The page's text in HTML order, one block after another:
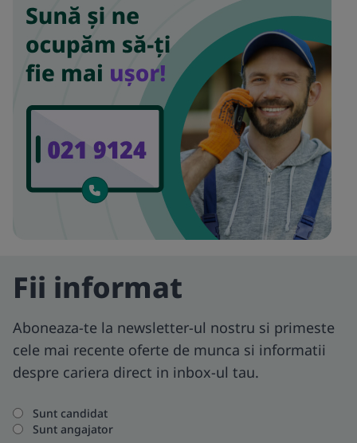
Fii informat
Aboneaza-te la newsletter-ul nostru si primeste
cele mai recente oferte de munca si informatii
despre cariera direct in inbox-ul tau.
Sunt candidat
Sunt angajator